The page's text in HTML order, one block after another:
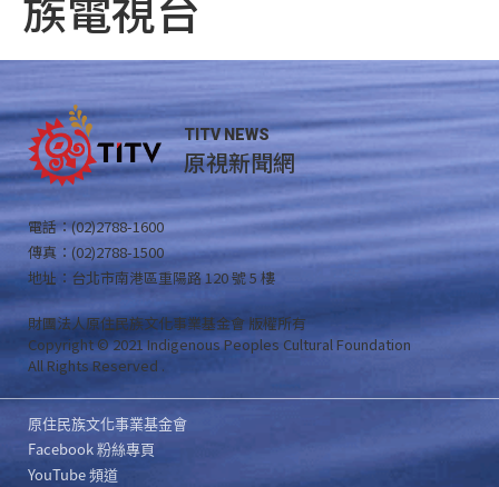
族電視台
TITV NEWS
原視新聞網
電話：(02)2788-1600
傳真：(02)2788-1500
地址：台北市南港區重陽路 120 號 5 樓
財團法人原住民族文化事業基金會 版權所有
Copyright © 2021 Indigenous Peoples Cultural Foundation
All Rights Reserved .
原住民族文化事業基金會
Facebook 粉絲專頁
YouTube 頻道